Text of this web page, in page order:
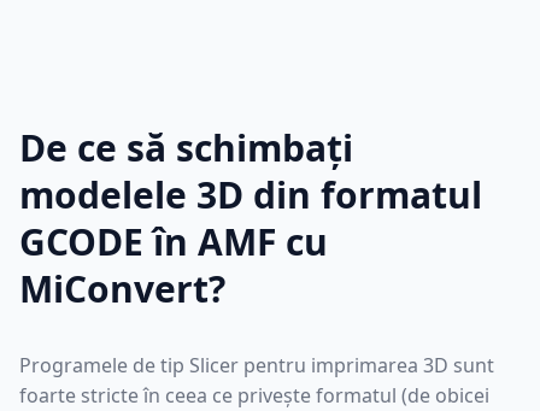
De ce să schimbați
modelele 3D din formatul
GCODE în AMF cu
MiConvert?
Programele de tip Slicer pentru imprimarea 3D sunt
foarte stricte în ceea ce privește formatul (de obicei